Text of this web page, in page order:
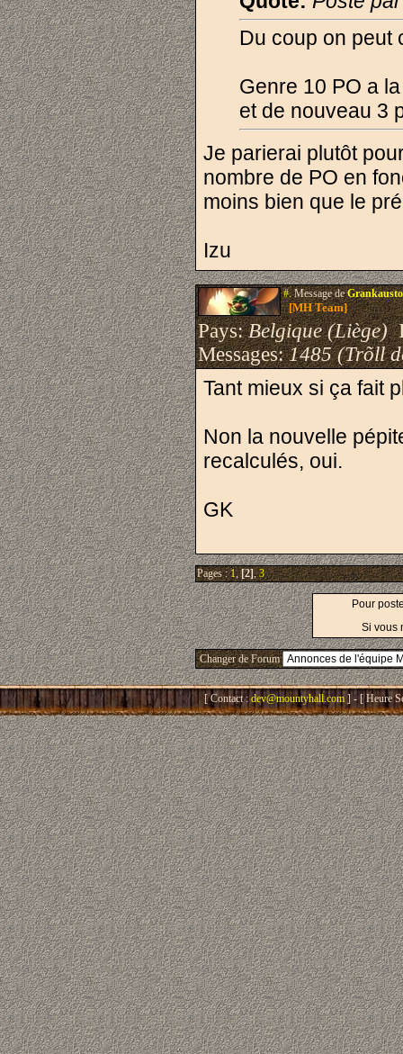
Du coup on peut
Genre 10 PO a
et de nouveau 3
Je parierai plutôt
nombre de PO en
moins bien que le
Izu
#.Message deGrankausto
[MH Team]
Pays:Belgique (Liège)
Messages:1485 (Trõll
Tant mieux si ça fait
Non la nouvelle
recalculés, oui.
GK
Pages :1,[2],3
Pour
Si vous
Changer de Forum
[ Contact : dev@mountyhall.com ] - [ Heure